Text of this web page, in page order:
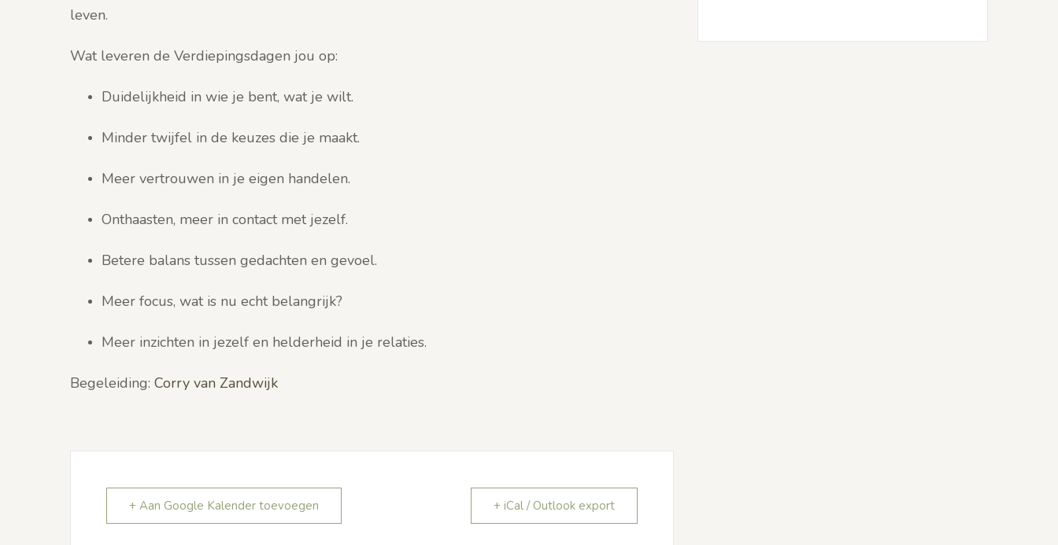
leven.
Wat leveren de Verdiepingsdagen jou op:
Duidelijkheid in wie je bent, wat je wilt.
Minder twijfel in de keuzes die je maakt.
Meer vertrouwen in je eigen handelen.
Onthaasten, meer in contact met jezelf.
Betere balans tussen gedachten en gevoel.
Meer focus, wat is nu echt belangrijk?
Meer inzichten in jezelf en helderheid in je relaties.
Begeleiding: Corry van Zandwijk
+ Aan Google Kalender toevoegen + iCal / Outlook export